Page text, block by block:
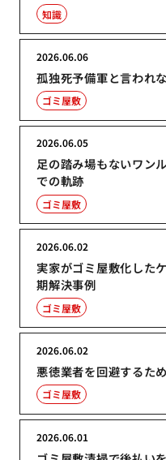
知識
孤独死予備軍と言われ
2026.06.06
ゴミ屋敷
足の踏み場もないワン
での軌跡
2026.06.05
ゴミ屋敷
実家がゴミ屋敷化した
期解決事例
2026.06.02
ゴミ屋敷
悪徳業者を回避するた
2026.06.02
ゴミ屋敷
2026.06.01